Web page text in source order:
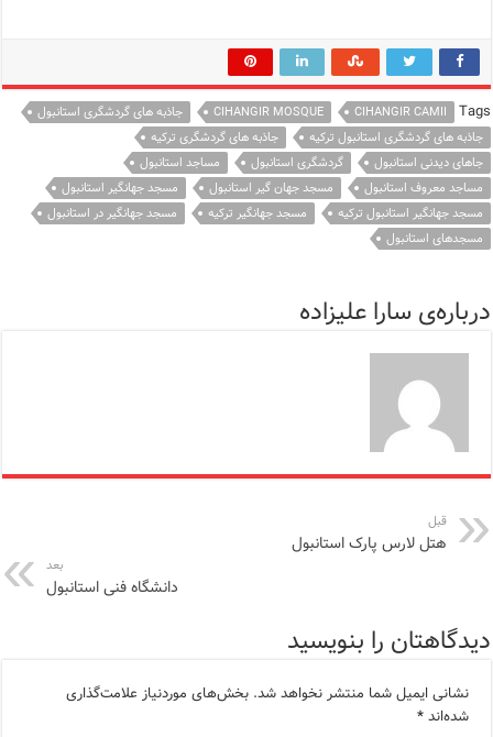
Tags
CIHANGIR CAMII
CIHANGIR MOSQUE
جاذبه های گردشگری استانبول
جاذبه های گردشگری استانبول ترکیه
جاذبه های گردشگری ترکیه
جاهای دیدنی استانبول
گردشگری استانبول
مساجد استانبول
مساجد معروف استانبول
مسجد جهان گیر استانبول
مسجد جهانگیر استانبول
مسجد جهانگیر استانبول ترکیه
مسجد جهانگیر ترکیه
مسجد جهانگیر در استانبول
مسجدهای استانبول
درباره‌ی سارا علیزاده
قبل
هتل لارس پارک استانبول
بعد
دانشگاه فنی استانبول
دیدگاهتان را بنویسید
نشانی ایمیل شما منتشر نخواهد شد. بخش‌های موردنیاز علامت‌گذاری
شده‌اند*